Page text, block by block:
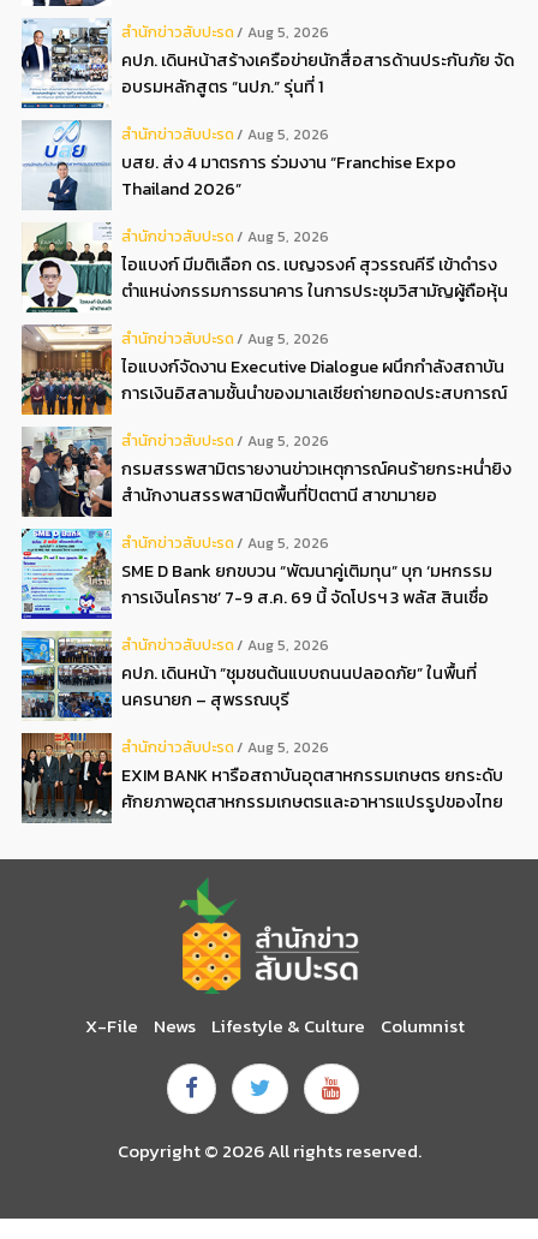
สํานักข่าวสับปะรด Aug 5, 2026
คปภ. เดินหน้าสร้างเครือข่ายนักสื่อสารด้านประกันภัย จัด
อบรมหลักสูตร “นปภ.” รุ่นที่ 1
สํานักข่าวสับปะรด Aug 5, 2026
บสย. ส่ง 4 มาตรการ ร่วมงาน “Franchise Expo
Thailand 2026”
สํานักข่าวสับปะรด Aug 5, 2026
ไอแบงก์ มีมติเลือก ดร. เบญจรงค์ สุวรรณคีรี เข้าดำรง
ตำแหน่งกรรมการธนาคาร ในการประชุมวิสามัญผู้ถือหุ้น
สํานักข่าวสับปะรด Aug 5, 2026
ไอแบงก์จัดงาน Executive Dialogue ผนึกกำลังสถาบัน
การเงินอิสลามชั้นนำของมาเลเซียถ่ายทอดประสบการณ์
อิสลามแห่งอนาคต
สํานักข่าวสับปะรด Aug 5, 2026
กรมสรรพสามิตรายงานข่าวเหตุการณ์คนร้ายกระหน่ำยิง
สำนักงานสรรพสามิตพื้นที่ปัตตานี สาขามายอ
สํานักข่าวสับปะรด Aug 5, 2026
SME D Bank ยกขบวน “พัฒนาคู่เติมทุน” บุก ‘มหกรรม
การเงินโคราช’ 7-9 ส.ค. 69 นี้ จัดโปรฯ 3 พลัส สินเชื่อ
สํานักข่าวสับปะรด Aug 5, 2026
คปภ. เดินหน้า “ชุมชนต้นแบบถนนปลอดภัย” ในพื้นที่
นครนายก – สุพรรณบุรี
สํานักข่าวสับปะรด Aug 5, 2026
EXIM BANK หารือสถาบันอุตสาหกรรมเกษตร ยกระดับ
ศักยภาพอุตสาหกรรมเกษตรและอาหารแปรรูปของไทย
X-File News Lifestyle & Culture Columnist
Copyright © 2026 All rights reserved.